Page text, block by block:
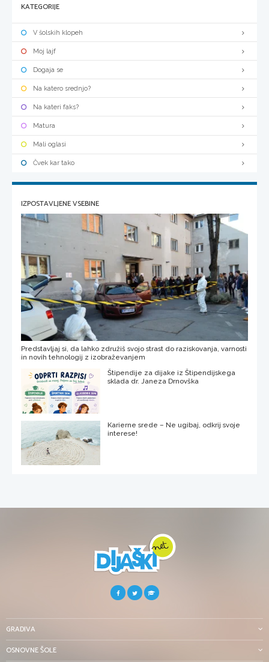
KATEGORIJE
V šolskih klopeh
Moj lajf
Dogaja se
Na katero srednjo?
Na kateri faks?
Matura
Mali oglasi
Čvek kar tako
IZPOSTAVLJENE VSEBINE
Predstavljaj si, da lahko združiš svojo strast do raziskovanja, varnosti
in novih tehnologij z izobraževanjem
Štipendije za dijake iz Štipendijskega
sklada dr. Janeza Drnovška
Karierne srede – Ne ugibaj, odkrij svoje
interese!
GRADIVA
OSNOVNE ŠOLE